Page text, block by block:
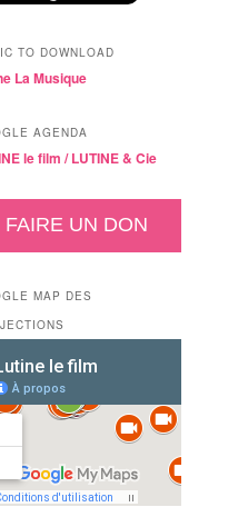
TO DOWNLOAD
La Musique
AGENDA
le film /LUTINE & Cie
FAIRE UN DON
MAP DES